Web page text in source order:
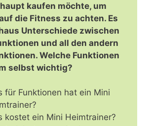
kaufen möchte, um
die Fitness zu achten. Es
Unterschiede zwischen
und all den andern
Welche Funktionen
selbst wichtig?
für Funktionen hat ein Mini
kostet ein Mini Heimtrainer?